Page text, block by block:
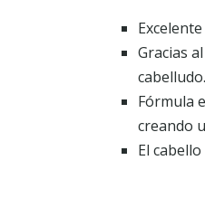
Gracias
cabelludo.
Fórmula
creando
El